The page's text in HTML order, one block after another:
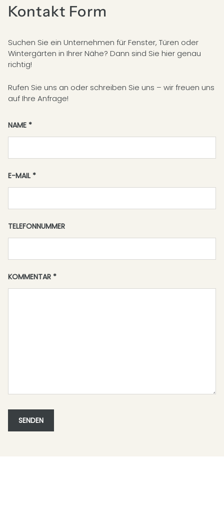
Kontakt Form
Suchen Sie ein Unternehmen für Fenster, Türen oder
Wintergärten in Ihrer Nähe? Dann sind Sie hier genau
richtig!
Rufen Sie uns an oder schreiben Sie uns – wir freuen uns
auf Ihre Anfrage!
NAME
E-MAIL
TELEFONNUMMER
KOMMENTAR
SENDEN